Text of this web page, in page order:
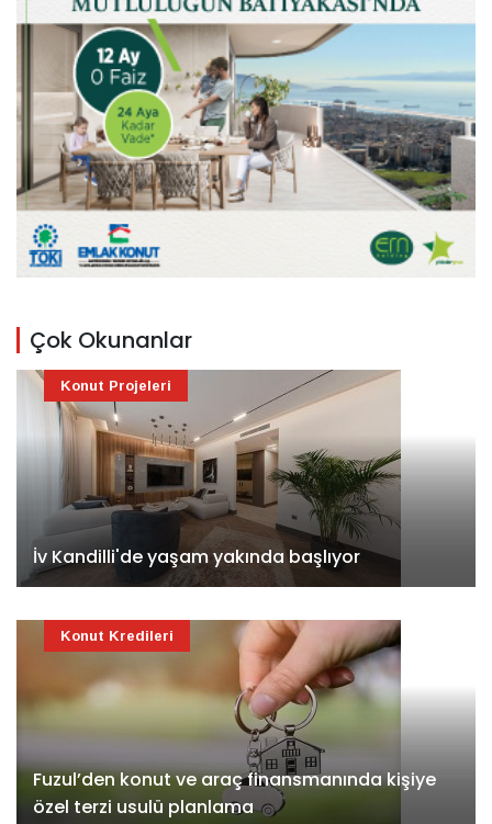
Çok Okunanlar
İv Kandilli'de yaşam yakında başlıyor
Konut Projeleri
Fuzul’den konut ve araç finansmanında kişiye
özel terzi usulü planlama
Konut Kredileri